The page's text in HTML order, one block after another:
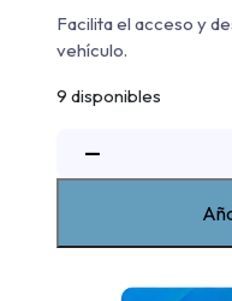
original
Facilita el acceso y
vehículo.
9 disponibles
−
2016-